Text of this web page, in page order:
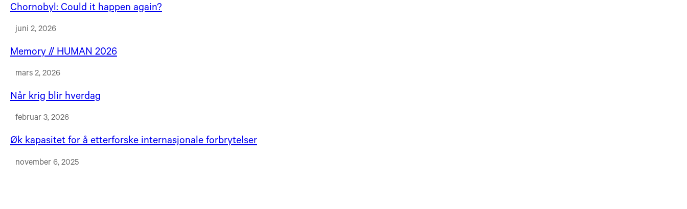
Chornobyl: Could it happen again?
juni 2, 2026
Memory // HUMAN 2026
mars 2, 2026
Når krig blir hverdag
februar 3, 2026
Øk kapasitet for å etterforske internasjonale forbrytelser
november 6, 2025